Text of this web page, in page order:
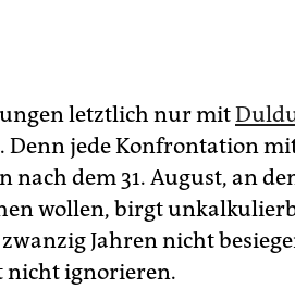
letztlich nur mit
Denn jede Konfrontation
dem 31. August, an
wollen, birgt
Jahren nicht
nicht ignorieren.